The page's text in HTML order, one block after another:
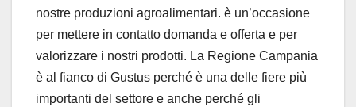
nostre produzioni agroalimentari. è un’occasione
per mettere in contatto domanda e offerta e per
valorizzare i nostri prodotti. La Regione Campania
è al fianco di Gustus perché è una delle fiere più
importanti del settore e anche perché gli